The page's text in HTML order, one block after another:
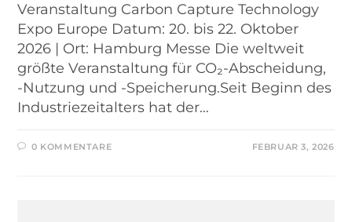
Veranstaltung Carbon Capture Technology
Expo Europe Datum: 20. bis 22. Oktober
2026 | Ort: Hamburg Messe Die weltweit
größte Veranstaltung für CO₂-Abscheidung,
-Nutzung und -Speicherung.Seit Beginn des
Industriezeitalters hat der…
0 KOMMENTARE FEBRUAR 3, 2026